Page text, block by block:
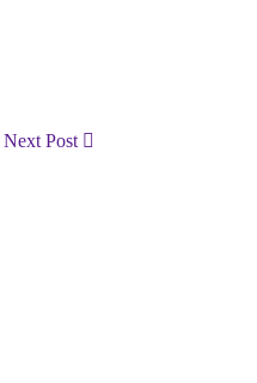
Next Post